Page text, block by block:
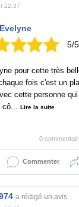
22:37
5/5
pour cette très
fois c'est un
cette personne
cô...
Lire la suite
0
Commenter
a rédigé un avis